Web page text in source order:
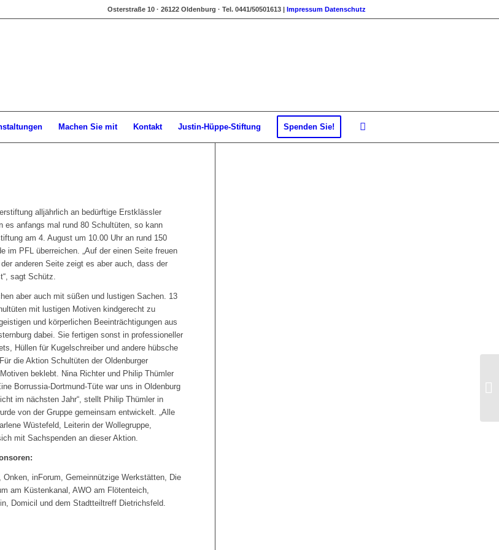
Osterstraße 10 · 26122 Oldenburg · Tel. 0441/50501613 | Impressum Datenschutz
Machen Sie mit Kontakt Justin-Hüppe-Stiftung Spenden Sie!
alljährlich an bedürftige Erstklässler
es anfangs mal rund 80 Schultüten, so kann
am 4. August um 10.00 Uhr an rund 150
im PFL überreichen. „Auf der einen Seite freuen
anderen Seite zeigt es aber auch, dass der
sagt Schütz.
aber auch mit süßen und lustigen Sachen. 13
mit lustigen Motiven kindgerecht zu
und körperlichen Beeinträchtigungen aus
dabei. Sie fertigen sonst in professioneller
Hüllen für Kugelschreiber und andere hübsche
die Aktion Schultüten der Oldenburger
beklebt. Nina Richter und Philip Thümler
Borrussia-Dortmund-Tüte war uns in Oldenburg
im nächsten Jahr“, stellt Philip Thümler in
von der Gruppe gemeinsam entwickelt. „Alle
Wüstefeld, Leiterin der Wollegruppe,
mit Sachspenden an dieser Aktion.
inForum, Gemeinnützige Werkstätten, Die
am Küstenkanal, AWO am Flötenteich,
Domicil und dem Stadtteiltreff Dietrichsfeld.